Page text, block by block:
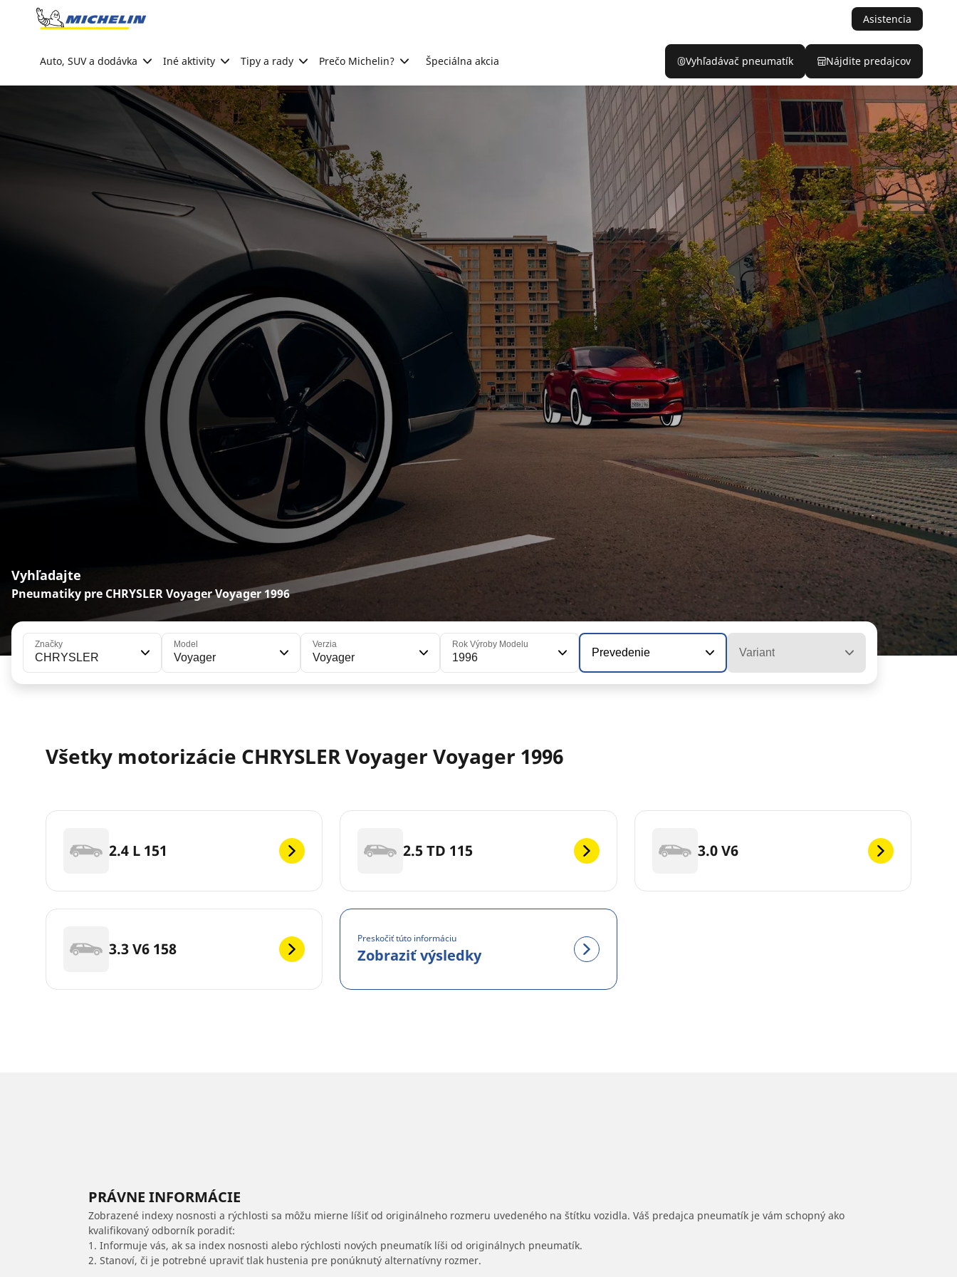
Go to page content
Asistencia
Auto, SUV a dodávka Iné aktivity Tipy a rady Prečo Michelin? Špeciálna akcia Vyhľadávač pneumatík Nájdite predajcov
Vyhľadajte
Pneumatiky pre CHRYSLER Voyager Voyager 1996
Značky
CHRYSLER
Model
Voyager
Verzia
Voyager
Rok Výroby Modelu
1996 Prevedenie Variant
Všetky motorizácie CHRYSLER Voyager Voyager 1996
2.4 L 151 2.5 TD 115 3.0 V6
3.3 V6 158
Preskočiť túto informáciu
Zobraziť výsledky
PRÁVNE INFORMÁCIE
Zobrazené indexy nosnosti a rýchlosti sa môžu mierne líšiť od originálneho rozmeru uvedeného na štítku vozidla. Váš predajca pneumatík je vám schopný ako
kvalifikovaný odborník poradiť:
1. Informuje vás, ak sa index nosnosti alebo rýchlosti nových pneumatík líši od originálnych pneumatík.
2. Stanoví, či je potrebné upraviť tlak hustenia pre ponúknutý alternatívny rozmer.